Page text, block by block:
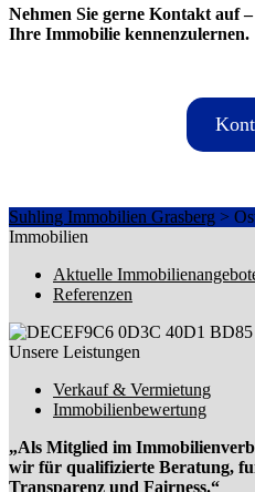
Nehmen Sie gerne Kontakt auf
Ihre Immobilie kennenzulernen.
Suhling Immobilien Grasberg >
Immobilien
Aktuelle
Referenzen
Unsere Leistungen
Verkauf & Vermietung
Immobilienbewertung
„Als Mitglied im
wir für qualifizierte Beratung,
Transparenz und Fairness.“